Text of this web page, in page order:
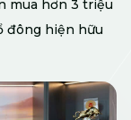
mua hơn 3 triệu
đông hiện hữu